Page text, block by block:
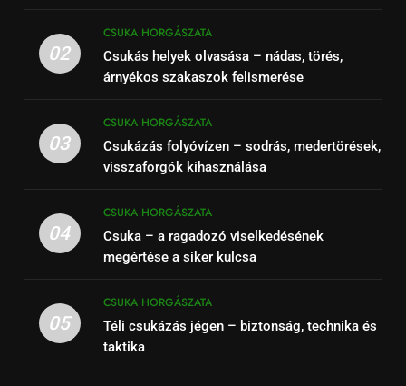
02
CSUKA HORGÁSZATA
Csukás helyek olvasása – nádas, törés,
árnyékos szakaszok felismerése
03
CSUKA HORGÁSZATA
Csukázás folyóvízen – sodrás, medertörések,
visszaforgók kihasználása
04
CSUKA HORGÁSZATA
Csuka – a ragadozó viselkedésének
megértése a siker kulcsa
05
CSUKA HORGÁSZATA
Téli csukázás jégen – biztonság, technika és
taktika